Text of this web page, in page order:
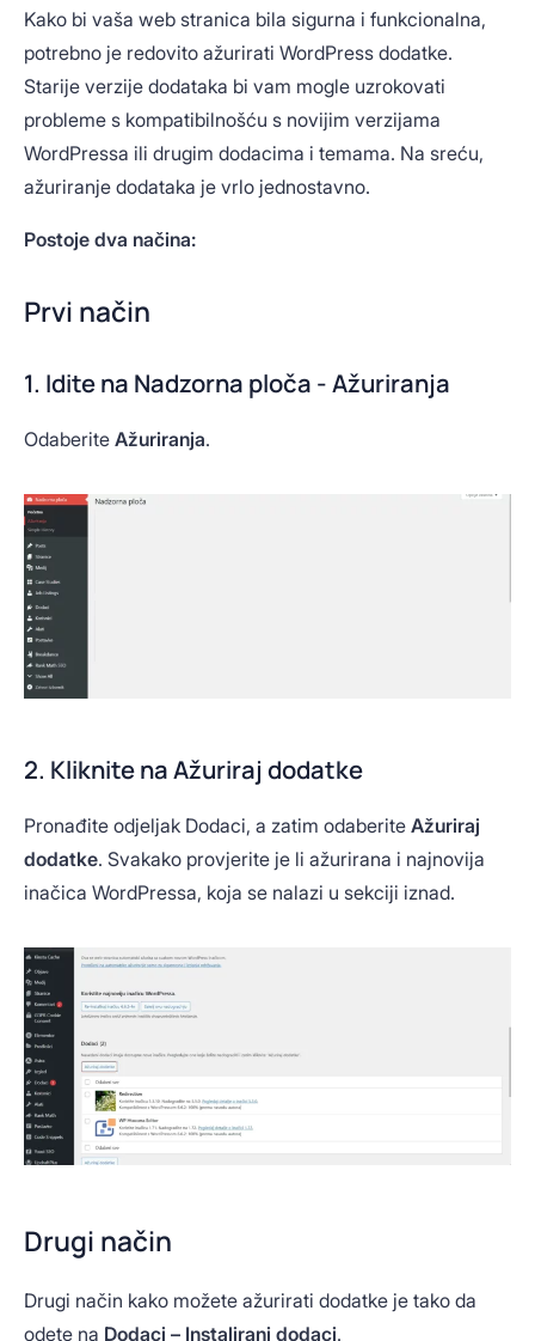
Kako bi vaša web stranica bila sigurna i funkcionalna,
potrebno je redovito ažurirati WordPress dodatke.
Starije verzije dodataka bi vam mogle uzrokovati
probleme s kompatibilnošću s novijim verzijama
WordPressa ili drugim dodacima i temama. Na sreću,
ažuriranje dodataka je vrlo jednostavno.
Postoje dva načina:
Prvi način
1. Idite na Nadzorna ploča - Ažuriranja
Odaberite Ažuriranja.
2. Kliknite na Ažuriraj dodatke
Pronađite odjeljak Dodaci, a zatim odaberite Ažuriraj
dodatke. Svakako provjerite je li ažurirana i najnovija
inačica WordPressa, koja se nalazi u sekciji iznad.
Drugi način
Drugi način kako možete ažurirati dodatke je tako da
odete na Dodaci – Instalirani dodaci.